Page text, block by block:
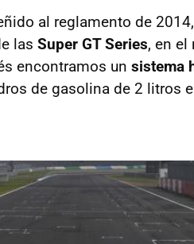
al reglamento de
las Super GT Series, en
encontramos un sistema
de gasolina de 2 litros